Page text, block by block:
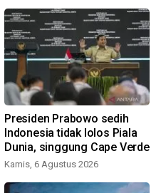
Presiden Prabowo sedih
Indonesia tidak lolos Piala
Dunia, singgung Cape Verde
Kamis, 6 Agustus 2026